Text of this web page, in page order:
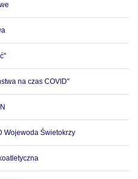
na czas COVID"
Wojewoda Świetokrzy